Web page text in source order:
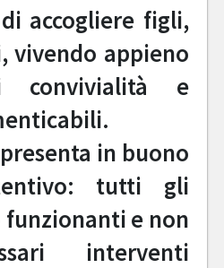
accogliere figli,
vivendo appieno
convivialità e
in buono
tutti gli
e non
interventi